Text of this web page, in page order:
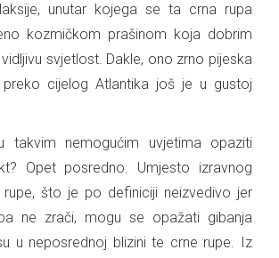
unutar kojega se ta crna rupa
kozmičkom prašinom koja dobrim
svjetlost. Dakle, ono zrno pijeska
cijelog Atlantika još je u gustoj
takvim nemogućim uvjetima opaziti
Opet posredno. Umjesto izravnog
rupe, što je po definiciji neizvedivo jer
ne zrači, mogu se opažati gibanja
u neposrednoj blizini te crne rupe. Iz